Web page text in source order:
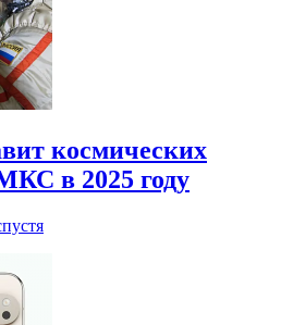
космических
в 2025 году